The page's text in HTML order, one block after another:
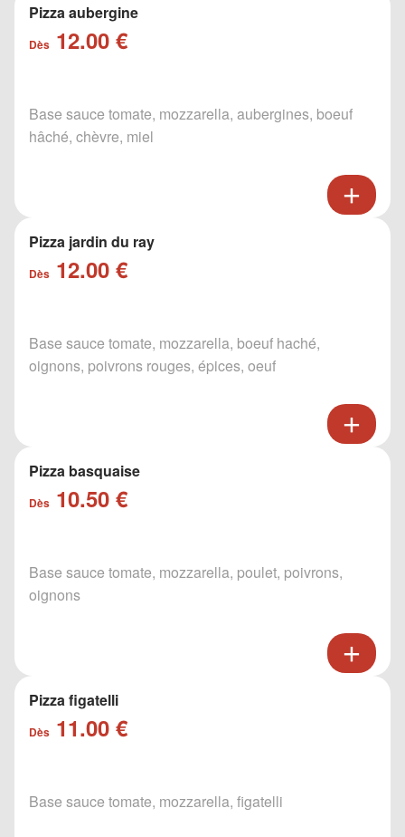
Pizza aubergine
Dès 12.00 €
Base sauce tomate, mozzarella, aubergines, boeuf
hâché, chèvre, miel
Pizza jardin du ray
Dès 12.00 €
Base sauce tomate, mozzarella, boeuf haché,
oignons, poivrons rouges, épices, oeuf
Pizza basquaise
Dès 10.50 €
Base sauce tomate, mozzarella, poulet, poivrons,
oignons
Pizza figatelli
Dès 11.00 €
Base sauce tomate, mozzarella, figatelli